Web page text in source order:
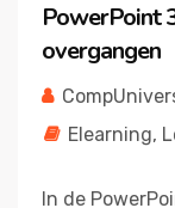
PowerPoint
overgangen
Elearning,
In de